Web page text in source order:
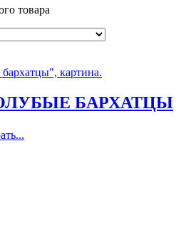
товара
БАРХАТЦЫ